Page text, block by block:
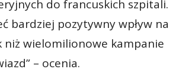
do francuskich szpitali.
bardziej pozytywny wpływ na
niż wielomilionowe kampanie
– ocenia.